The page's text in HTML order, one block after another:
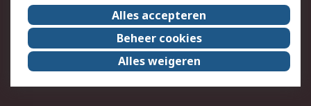
Over RS
RS Group
Over ons
RS wereldwijd
Werken bij RS
ESG
Alles accepteren
Beheer cookies
Alles weigeren